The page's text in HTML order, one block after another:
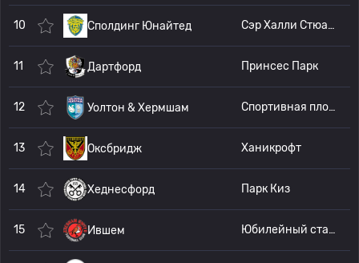
10 Сполдинг Юнайтед Сэр Халли Стюарт Филд
11 Дартфорд Принсес Парк
12 Уолтон & Хермшам Спортивная площадка
13 Оксбридж Ханикрофт
14 Хеднесфорд Парк Киз
15 Ившем Юбилейный стадион Спирс и Хартвелл